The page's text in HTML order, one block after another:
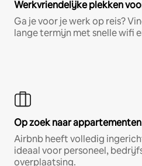
Werkvriendelijke plekken
Ga je voor je werk op reis?
lange termijn met snelle wifi
Op zoek naar
Airbnb heeft volledig
ideaal voor personeel,
overplaatsing.